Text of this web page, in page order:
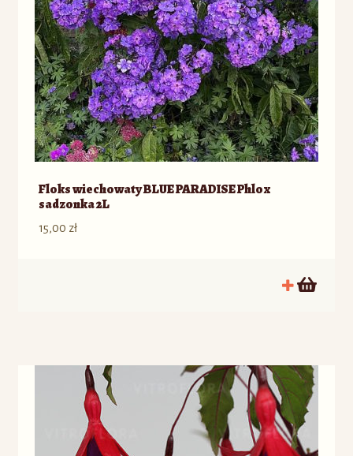
Floks wiechowaty BLUE PARADISE Phlox
sadzonka 2L
15,00 zł